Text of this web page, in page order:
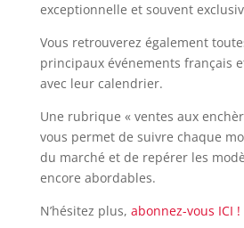
exceptionnelle et souvent
Vous retrouverez également
principaux événements français
avec leur calendrier.
Une rubrique « ventes aux
vous permet de suivre chaque
du marché et de repérer les
encore abordables.
N’hésitez plus, abonnez-vous ICI !